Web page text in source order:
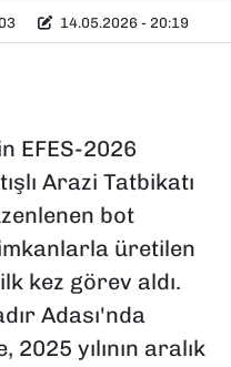
14.05.2026 - 20:19
EFES-2026
Arazi Tatbikatı
bot
üretilen
kez görev aldı.
Adası'nda
yılının aralık